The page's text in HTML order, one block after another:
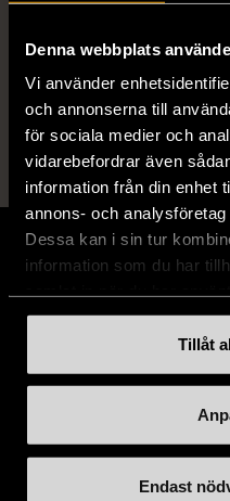
Denna webbplats
Vi använder
och annonserna till
för sociala medier och
vidarebefordrar även
information från din enhet
annons- och
Dessa kan i sin tur
information som du har
Tillåt
Endast
kvalitet
Läs mer
Hitta till oss
Handla second hand online